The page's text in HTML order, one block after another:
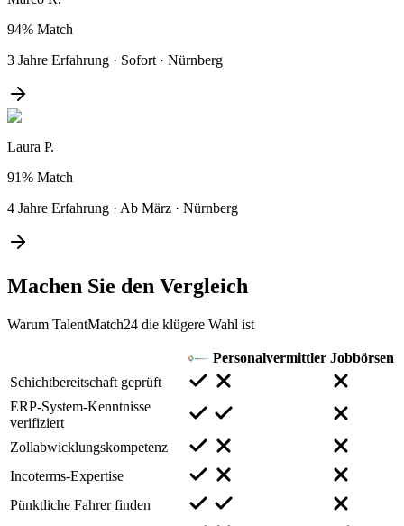
94% Match
3 Jahre Erfahrung · Sofort · Nürnberg
Laura P.
91% Match
4 Jahre Erfahrung · Ab März · Nürnberg
Machen Sie den Vergleich
Warum TalentMatch24 die klügere Wahl ist
Personalvermittler Jobbörsen
Schichtbereitschaft geprüft
ERP-System-Kenntnisse
verifiziert
Zollabwicklungskompetenz
Incoterms-Expertise
Pünktliche Fahrer finden